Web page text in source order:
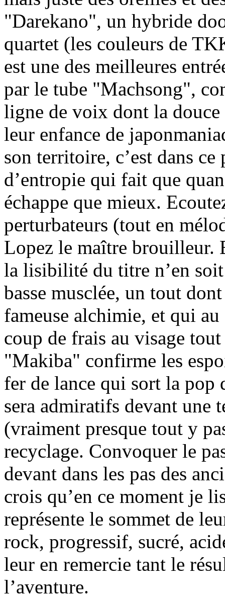
"Darekano", un hybride
quartet (les couleurs de
est une des meilleures
par le tube "Machsong",
ligne de voix dont la
leur enfance de
son territoire, c’est dans ce
d’entropie qui fait que
échappe que mieux.
perturbateurs (tout en
Lopez le maître brouilleur.
la lisibilité du titre n’en
basse musclée, un tout
fameuse alchimie, et qui
coup de frais au visage
"Makiba" confirme les
fer de lance qui sort la
sera admiratifs devant une
(vraiment presque tout y
recyclage. Convoquer le
devant dans les pas des
crois qu’en ce moment je
représente le sommet de
rock, progressif, sucré,
leur en remercie tant le
l’aventure.